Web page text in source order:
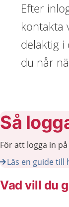
Efter
kontakta
delaktig i
du når
Så
För att logga in
Läs en guide till
Vad vill du